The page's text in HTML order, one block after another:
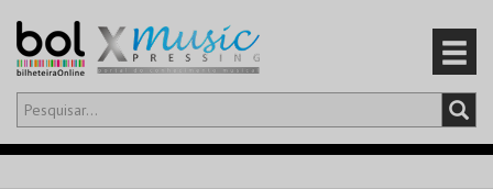
Olá,iniciar sessão